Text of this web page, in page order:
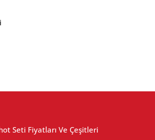
Seti Fiyatları Ve Çeşitleri